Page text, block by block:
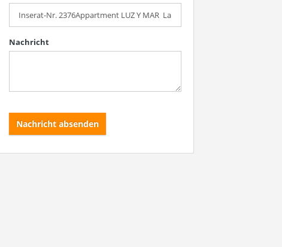
Nachricht
Nachricht absenden